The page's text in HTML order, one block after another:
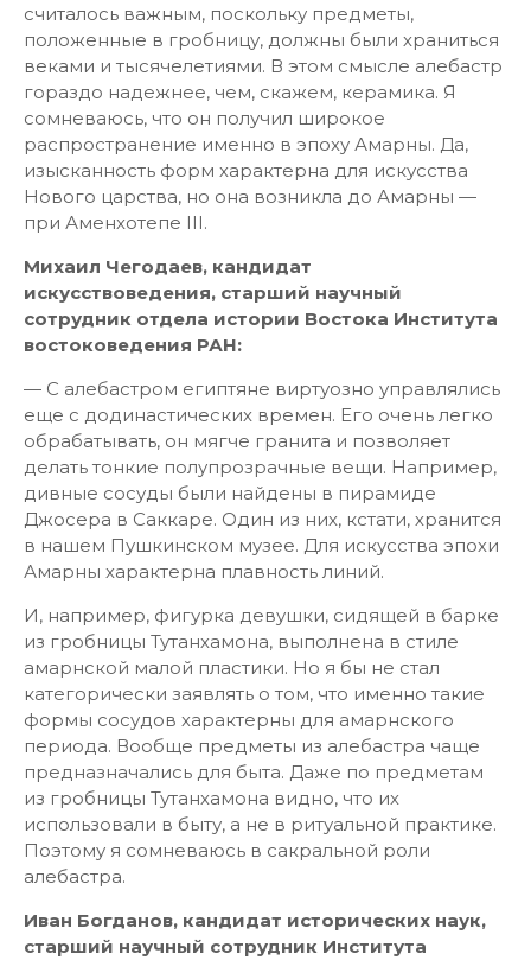
считалось важным, поскольку предметы,
положенные в гробницу, должны были храниться
веками и тысячелетиями. В этом смысле алебастр
гораздо надежнее, чем, скажем, керамика. Я
сомневаюсь, что он получил широкое
распространение именно в эпоху Амарны. Да,
изысканность форм характерна для искусства
Нового царства, но она возникла до Амарны —
при Аменхотепе III.
Михаил Чегодаев, кандидат
искусствоведения, старший научный
сотрудник отдела истории Востока Института
востоковедения РАН:
— С алебастром египтяне виртуозно управлялись
еще с додинастических времен. Его очень легко
обрабатывать, он мягче гранита и позволяет
делать тонкие полупрозрачные вещи. Например,
дивные сосуды были найдены в пирамиде
Джосера в Саккаре. Один из них, кстати, хранится
в нашем Пушкинском музее. Для искусства эпохи
Амарны характерна плавность линий.
И, например, фигурка девушки, сидящей в барке
из гробницы Тутанхамона, выполнена в стиле
амарнской малой пластики. Но я бы не стал
категорически заявлять о том, что именно такие
формы сосудов характерны для амарнского
периода. Вообще предметы из алебастра чаще
предназначались для быта. Даже по предметам
из гробницы Тутанхамона видно, что их
использовали в быту, а не в ритуальной практике.
Поэтому я сомневаюсь в сакральной роли
алебастра.
Иван Богданов, кандидат исторических наук,
старший научный сотрудник Института